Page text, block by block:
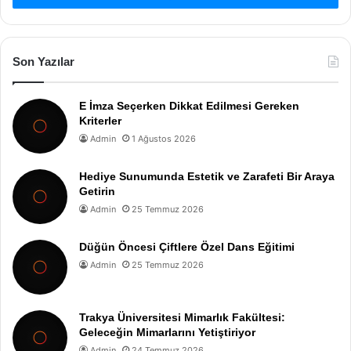
Son Yazılar
E İmza Seçerken Dikkat Edilmesi Gereken
Kriterler
Admin 1 Ağustos 2026
Hediye Sunumunda Estetik ve Zarafeti Bir Araya
Getirin
Admin 25 Temmuz 2026
Düğün Öncesi Çiftlere Özel Dans Eğitimi
Admin 25 Temmuz 2026
Trakya Üniversitesi Mimarlık Fakültesi:
Geleceğin Mimarlarını Yetiştiriyor